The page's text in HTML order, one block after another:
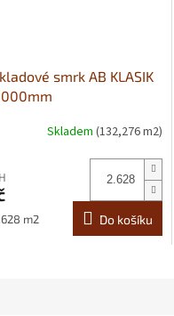
smrk AB KLASIK
Skladem (132,276 m2)
m2 Do košíku